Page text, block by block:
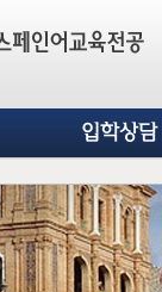
입학상담